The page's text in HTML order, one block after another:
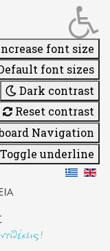
font size
font sizes
Dark contrast
Reset contrast
Navigation
Toggle underline